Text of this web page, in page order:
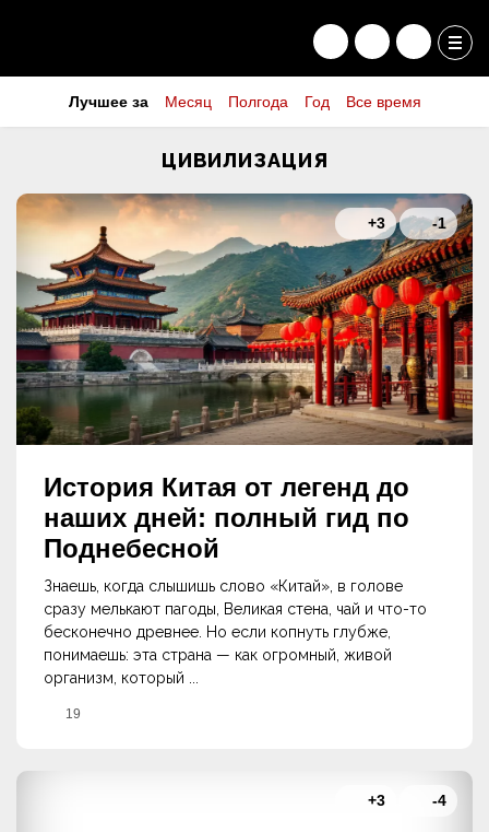
Лучшее за Месяц Полгода Год Все время
ЦИВИЛИЗАЦИЯ
История Китая от легенд до
наших дней: полный гид по
Поднебесной
Знаешь, когда слышишь слово «Китай», в голове
сразу мелькают пагоды, Великая стена, чай и что-то
бесконечно древнее. Но если копнуть глубже,
понимаешь: эта страна — как огромный, живой
организм, который ...
19
+3 -1
+3 -4